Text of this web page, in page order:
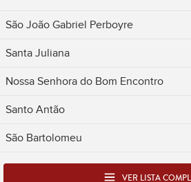
São João Gabriel Perboyre
Santa Juliana
Nossa Senhora do Bom Encontro
Santo Antão
São Bartolomeu
VER LISTA